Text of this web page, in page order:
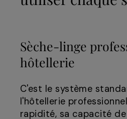
Sèche-linge
hôtellerie
C'est le système
l'hôtellerie
rapidité, sa capacité